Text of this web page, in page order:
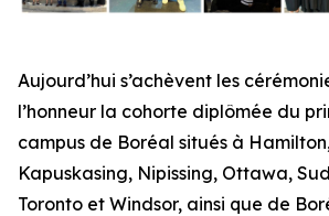
Aujourd’hui s’achèvent les
l’honneur la cohorte diplômée du
campus de Boréal situés à
Kapuskasing, Nipissing, Ottawa,
Toronto et Windsor, ainsi que de